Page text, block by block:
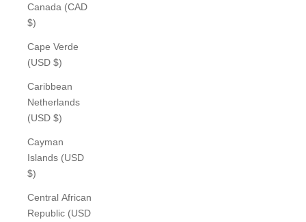
Canada (CAD
$)
Cape Verde
(USD $)
Caribbean
Netherlands
(USD $)
Cayman
Islands (USD
$)
Central African
Republic (USD